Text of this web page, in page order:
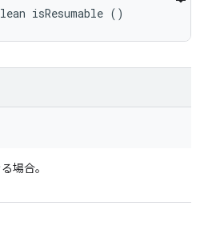
isResumable ()
場合。